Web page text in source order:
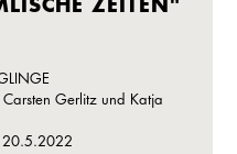
Gerlitz und Katja